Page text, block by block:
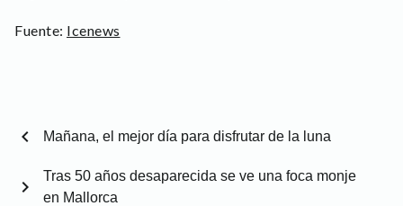
Fuente: Icenews
chevron_left Mañana, el mejor día para disfrutar de la luna
Tras 50 años desaparecida se ve una foca monje
en Mallorca
chevron_right